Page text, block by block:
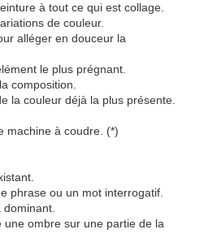
à tout ce qui est collage.
de couleur.
alléger en douceur la
le plus prégnant.
composition.
la couleur déjà la plus présente.
machine à coudre. (*)
phrase ou un mot interrogatif.
ombre sur une partie de la